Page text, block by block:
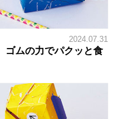
2024.07.31
ゴムの力でパクッと食